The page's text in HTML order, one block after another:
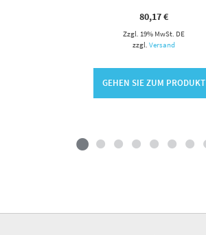
80,17€
Zzgl. 19% MwSt. DE
zzgl.Versand
GEHEN SIE ZUM PRODUKT